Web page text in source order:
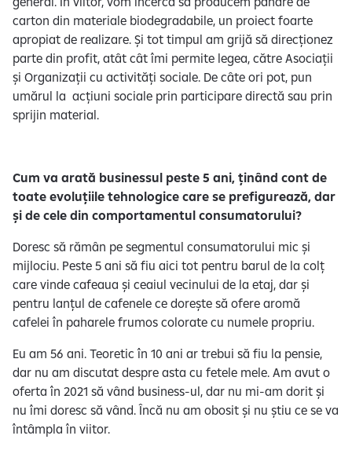
carton din materiale biodegradabile, un proiect foarte
apropiat de realizare. Și tot timpul am grijă să direcționez
parte din profit, atât cât îmi permite legea, către Asociații
și Organizații cu activități sociale. De câte ori pot, pun
umărul la acțiuni sociale prin participare directă sau prin
sprijin material.
Cum va arată businessul peste 5 ani, ținând cont de
toate evoluțiile tehnologice care se prefigurează, dar
și de cele din comportamentul consumatorului?
Doresc să rămân pe segmentul consumatorului mic și
mijlociu. Peste 5 ani să fiu aici tot pentru barul de la colț
care vinde cafeaua și ceaiul vecinului de la etaj, dar și
pentru lanțul de cafenele ce dorește să ofere aromă
cafelei în paharele frumos colorate cu numele propriu.
Eu am 56 ani. Teoretic în 10 ani ar trebui să fiu la pensie,
dar nu am discutat despre asta cu fetele mele. Am avut o
oferta în 2021 să vând business-ul, dar nu mi-am dorit și
nu îmi doresc să vând. Încă nu am obosit și nu știu ce se va
întâmpla în viitor.